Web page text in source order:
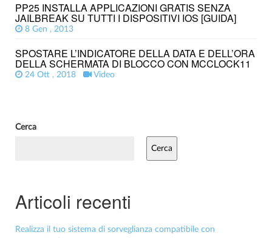
PP25 INSTALLA APPLICAZIONI GRATIS SENZA
JAILBREAK SU TUTTI I DISPOSITIVI IOS [GUIDA]
8 Gen , 2013
SPOSTARE L’INDICATORE DELLA DATA E DELL’ORA
DELLA SCHERMATA DI BLOCCO CON MCCLOCK11
24 Ott , 2018 Video
Cerca
Cerca
Articoli recenti
Realizza il tuo sistema di sorveglianza compatibile con